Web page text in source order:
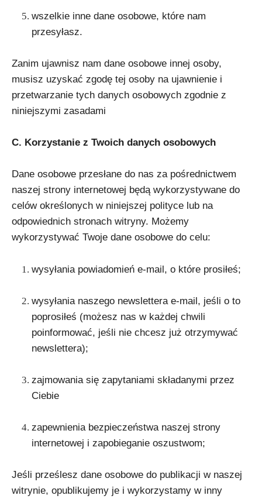
wszelkie inne dane osobowe, które nam
przesyłasz.
Zanim ujawnisz nam dane osobowe innej osoby,
musisz uzyskać zgodę tej osoby na ujawnienie i
przetwarzanie tych danych osobowych zgodnie z
niniejszymi zasadami
C. Korzystanie z Twoich danych osobowych
Dane osobowe przesłane do nas za pośrednictwem
naszej strony internetowej będą wykorzystywane do
celów określonych w niniejszej polityce lub na
odpowiednich stronach witryny. Możemy
wykorzystywać Twoje dane osobowe do celu:
wysyłania powiadomień e-mail, o które prosiłeś;
wysyłania naszego newslettera e-mail, jeśli o to
poprosiłeś (możesz nas w każdej chwili
poinformować, jeśli nie chcesz już otrzymywać
newslettera);
zajmowania się zapytaniami składanymi przez
Ciebie
zapewnienia bezpieczeństwa naszej strony
internetowej i zapobieganie oszustwom;
Jeśli prześlesz dane osobowe do publikacji w naszej
witrynie, opublikujemy je i wykorzystamy w inny